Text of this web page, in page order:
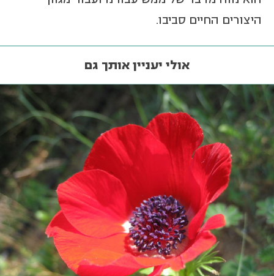
היצורים החיים סביבו.
אולי יעניין אותך גם